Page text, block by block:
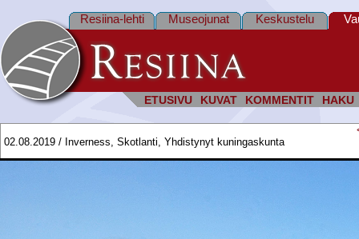
ETUSIVU KUVAT KOMMENTIT HAKU
Resiina-lehti Museojunat Keskustelu
02.08.2019 / Inverness, Skotlanti, Yhdistynyt kuningaskunta